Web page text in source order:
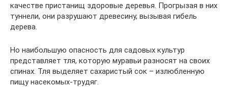
качестве пристанищ здоровые деревья. Прогрызая в них
туннели, они разрушают древесину, вызывая гибель
дерева.
Но наибольшую опасность для садовых культур
представляет тля, которую муравьи разносят на своих
спинах. Тля выделяет сахаристый сок – излюбленную
пищу насекомых-трудяг.